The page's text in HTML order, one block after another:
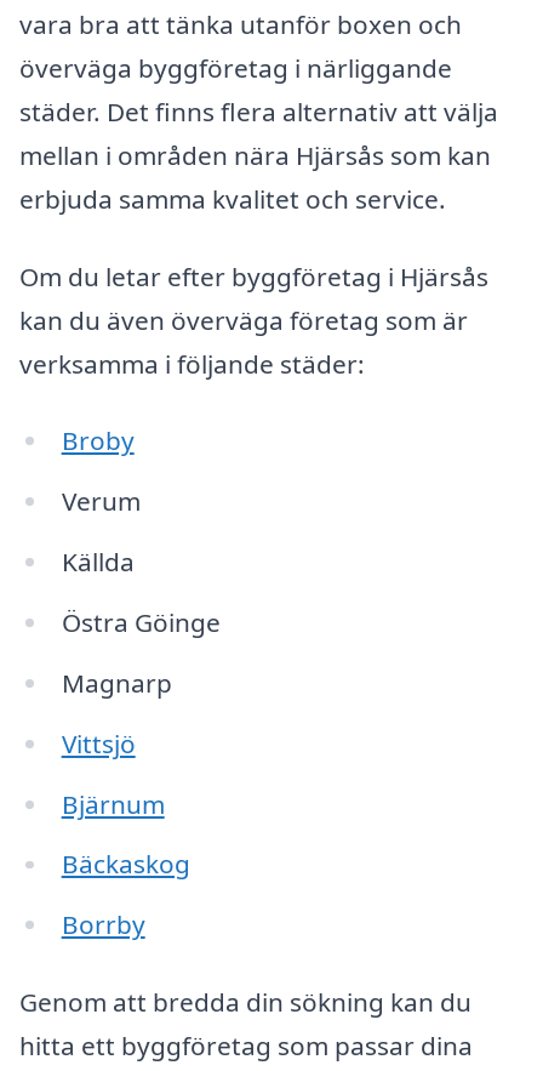
vara bra att tänka utanför boxen och
överväga byggföretag i närliggande
städer. Det finns flera alternativ att välja
mellan i områden nära Hjärsås som kan
erbjuda samma kvalitet och service.
Om du letar efter byggföretag i Hjärsås
kan du även överväga företag som är
verksamma i följande städer:
Broby
Verum
Källda
Östra Göinge
Magnarp
Vittsjö
Bjärnum
Bäckaskog
Borrby
Genom att bredda din sökning kan du
hitta ett byggföretag som passar dina